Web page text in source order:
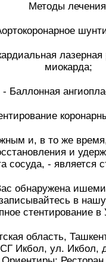
Методы
лазерная
миокарда;
- Баллонная
и, в то же
и
сосуда, - является
обнаружена
в
стентирование в
область,
Икбол, ул. Икбол,